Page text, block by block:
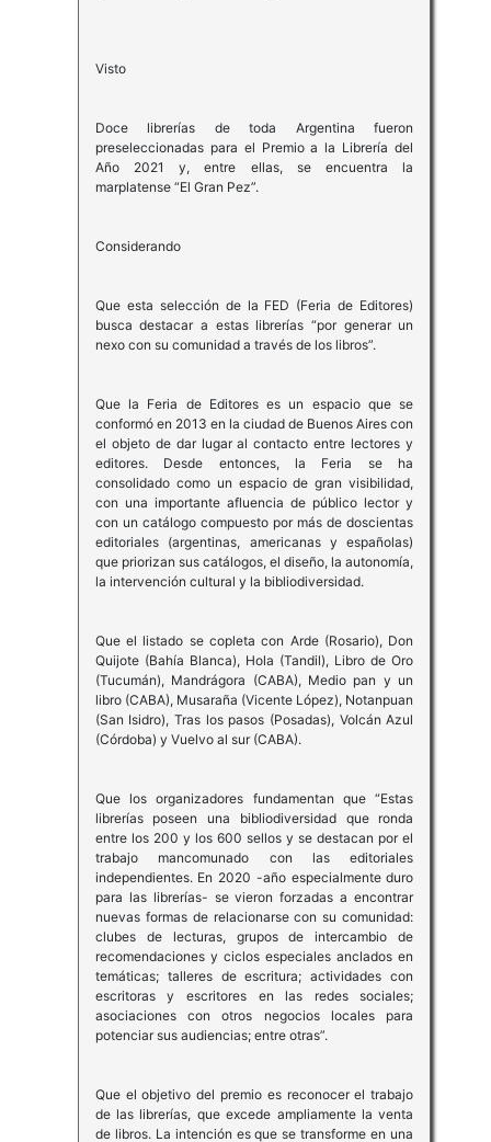
Visto
Doce librerías de toda Argentina fueron
preseleccionadas para el Premio a la Librería del
Año 2021 y, entre ellas, se encuentra la
marplatense “El Gran Pez”.
Considerando
Que esta selección de la FED (Feria de Editores)
busca destacar a estas librerías “por generar un
nexo con su comunidad a través de los libros”.
Que la Feria de Editores es un espacio que se
conformó en 2013 en la ciudad de Buenos Aires con
el objeto de dar lugar al contacto entre lectores y
editores. Desde entonces, la Feria se ha
consolidado como un espacio de gran visibilidad,
con una importante afluencia de público lector y
con un catálogo compuesto por más de doscientas
editoriales (argentinas, americanas y españolas)
que priorizan sus catálogos, el diseño, la autonomía,
la intervención cultural y la bibliodiversidad.
Que el listado se copleta con Arde (Rosario), Don
Quijote (Bahía Blanca), Hola (Tandil), Libro de Oro
(Tucumán), Mandrágora (CABA), Medio pan y un
libro (CABA), Musaraña (Vicente López), Notanpuan
(San Isidro), Tras los pasos (Posadas), Volcán Azul
(Córdoba) y Vuelvo al sur (CABA).
Que los organizadores fundamentan que “Estas
librerías poseen una bibliodiversidad que ronda
entre los 200 y los 600 sellos y se destacan por el
trabajo mancomunado con las editoriales
independientes. En 2020 -año especialmente duro
para las librerías- se vieron forzadas a encontrar
nuevas formas de relacionarse con su comunidad:
clubes de lecturas, grupos de intercambio de
recomendaciones y ciclos especiales anclados en
temáticas; talleres de escritura; actividades con
escritoras y escritores en las redes sociales;
asociaciones con otros negocios locales para
potenciar sus audiencias; entre otras”.
Que el objetivo del premio es reconocer el trabajo
de las librerías, que excede ampliamente la venta
de libros. La intención es que se transforme en una